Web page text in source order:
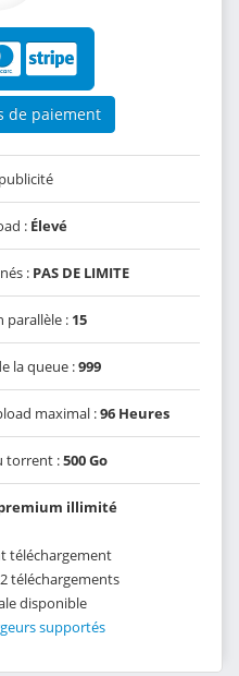
de paiement
: Élevé
: PAS DE LIMITE
parallèle : 15
la queue :999
maximal :96 Heures
torrent :500 Go
illimité
téléchargement
téléchargements
disponible
supportés